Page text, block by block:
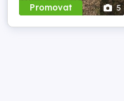
Promovat 5